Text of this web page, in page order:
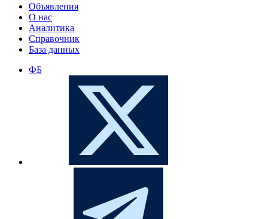
Объявления
О нас
Аналитика
Справочник
База данных
ФБ